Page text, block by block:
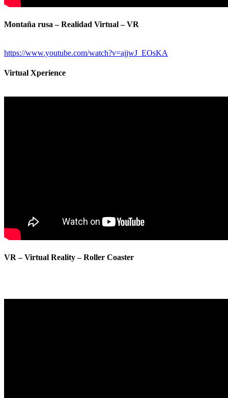
Montaña rusa – Realidad Virtual – VR
https://www.youtube.com/watch?v=ajjwJ_EOsKA
Virtual Xperience
VR – Virtual Reality – Roller Coaster